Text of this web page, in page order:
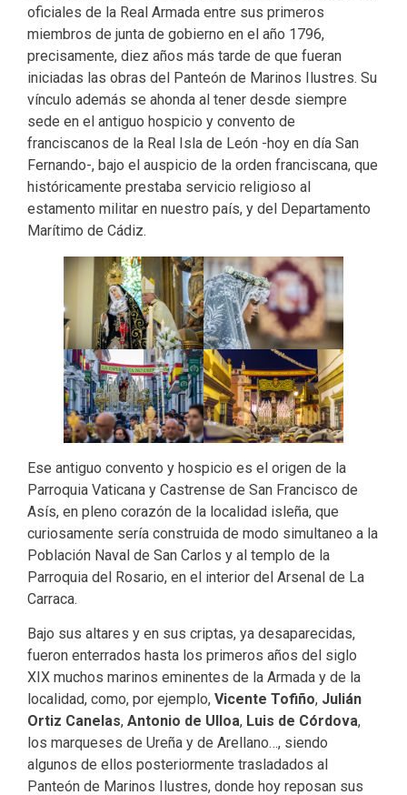
oficiales de la Real Armada entre sus primeros
miembros de junta de gobierno en el año 1796,
precisamente, diez años más tarde de que fueran
iniciadas las obras del Panteón de Marinos Ilustres. Su
vínculo además se ahonda al tener desde siempre
sede en el antiguo hospicio y convento de
franciscanos de la Real Isla de León -hoy en día San
Fernando-, bajo el auspicio de la orden franciscana, que
históricamente prestaba servicio religioso al
estamento militar en nuestro país, y del Departamento
Marítimo de Cádiz.
Ese antiguo convento y hospicio es el origen de la
Parroquia Vaticana y Castrense de San Francisco de
Asís, en pleno corazón de la localidad isleña, que
curiosamente sería construida de modo simultaneo a la
Población Naval de San Carlos y al templo de la
Parroquia del Rosario, en el interior del Arsenal de La
Carraca.
Bajo sus altares y en sus criptas, ya desaparecidas,
fueron enterrados hasta los primeros años del siglo
XIX muchos marinos eminentes de la Armada y de la
localidad, como, por ejemplo, Vicente Tofiño, Julián
Ortiz Canelas, Antonio de Ulloa, Luis de Córdova,
los marqueses de Ureña y de Arellano…, siendo
algunos de ellos posteriormente trasladados al
Panteón de Marinos Ilustres, donde hoy reposan sus